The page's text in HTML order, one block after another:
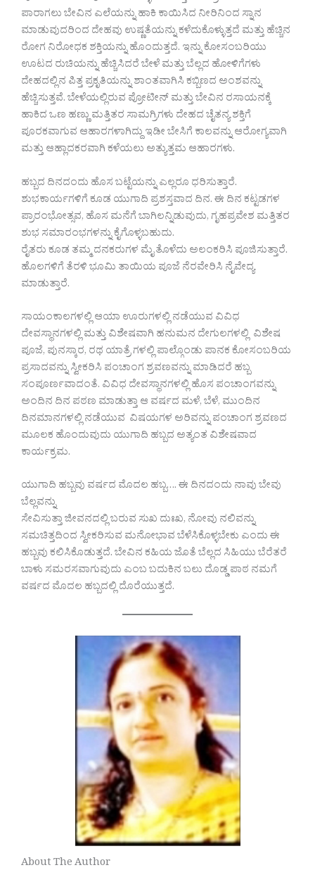
ಪಾರಾಗಲು ಬೇವಿನ ಎಲೆಯನ್ನು ಹಾಕಿ ಕಾಯಿಸಿದ ನೀರಿನಿಂದ ಸ್ನಾನ
ಮಾಡುವುದರಿಂದ ದೇಹವು ಉಷ್ಣತೆಯನ್ನು ಕಳೆದುಕೊಳ್ಳುತ್ತದೆ ಮತ್ತು ಹೆಚ್ಚಿನ
ರೋಗ ನಿರೋಧಕ ಶಕ್ತಿಯನ್ನು ಹೊಂದುತ್ತದೆ. ಇನ್ನು ಕೋಸಂಬರಿಯು
ಊಟದ ರುಚಿಯನ್ನು ಹೆಚ್ಚಿಸಿದರೆ ಬೇಳೆ ಮತ್ತು ಬೆಲ್ಲದ ಹೋಳಿಗೆಗಳು
ದೇಹದಲ್ಲಿನ ಪಿತ್ತ ಪ್ರಕೃತಿಯನ್ನು ಶಾಂತವಾಗಿಸಿ ಕಬ್ಬಿಣದ ಅಂಶವನ್ನು
ಹೆಚ್ಚಿಸುತ್ತವೆ. ಬೇಳೆಯಲ್ಲಿರುವ ಪ್ರೋಟೀನ್ ಮತ್ತು ಬೇವಿನ ರಸಾಯನಕ್ಕೆ
ಹಾಕಿದ ಒಣ ಹಣ್ಣು ಮತ್ತಿತರ ಸಾಮಗ್ರಿಗಳು ದೇಹದ ಚೈತನ್ಯ ಶಕ್ತಿಗೆ
ಪೂರಕವಾಗುವ ಆಹಾರಗಳಾಗಿದ್ದು ಇಡೀ ಬೇಸಿಗೆ ಕಾಲವನ್ನು ಆರೋಗ್ಯವಾಗಿ
ಮತ್ತು ಆಹ್ಲಾದಕರವಾಗಿ ಕಳೆಯಲು ಅತ್ಯುತ್ತಮ ಆಹಾರಗಳು.
ಹಬ್ಬದ ದಿನದಂದು ಹೊಸ ಬಟ್ಟೆಯನ್ನು ಎಲ್ಲರೂ ಧರಿಸುತ್ತಾರೆ.
ಶುಭಕಾರ್ಯಗಳಿಗೆ ಕೂಡ ಯುಗಾದಿ ಪ್ರಶಸ್ತವಾದ ದಿನ. ಈ ದಿನ ಕಟ್ಟಡಗಳ
ಪ್ರಾರಂಭೋತ್ಸವ, ಹೊಸ ಮನೆಗೆ ಬಾಗಿಲನ್ನಿಡುವುದು, ಗೃಹಪ್ರವೇಶ ಮತ್ತಿತರ
ಶುಭ ಸಮಾರಂಭಗಳನ್ನು ಕೈಗೊಳ್ಳಬಹುದು.
ರೈತರು ಕೂಡ ತಮ್ಮ ದನಕರುಗಳ ಮೈ ತೊಳೆದು ಅಲಂಕರಿಸಿ ಪೂಜಿಸುತ್ತಾರೆ.
ಹೊಲಗಳಿಗೆ ತೆರಳಿ ಭೂಮಿ ತಾಯಿಯ ಪೂಜೆ ನೆರವೇರಿಸಿ ನೈವೇದ್ಯ
ಮಾಡುತ್ತಾರೆ.
ಸಾಯಂಕಾಲಗಳಲ್ಲಿ ಆಯಾ ಊರುಗಳಲ್ಲಿ ನಡೆಯುವ ವಿವಿಧ
ದೇವಸ್ಥಾನಗಳಲ್ಲಿ ಮತ್ತು ವಿಶೇಷವಾಗಿ ಹನುಮನ ದೇಗುಲಗಳಲ್ಲಿ ವಿಶೇಷ
ಪೂಜೆ, ಪುನಸ್ಕಾರ, ರಥ ಯಾತ್ರೆ ಗಳಲ್ಲಿ ಪಾಲ್ಗೊಂಡು ಪಾನಕ ಕೋಸಂಬರಿಯ
ಪ್ರಸಾದವನ್ನು ಸ್ವೀಕರಿಸಿ ಪಂಚಾಂಗ ಶ್ರವಣವನ್ನು ಮಾಡಿದರೆ ಹಬ್ಬ
ಸಂಪೂರ್ಣವಾದಂತೆ. ವಿವಿಧ ದೇವಸ್ಥಾನಗಳಲ್ಲಿ ಹೊಸ ಪಂಚಾಂಗವನ್ನು
ಅಂದಿನ ದಿನ ಪಠಣ ಮಾಡುತ್ತಾ ಆ ವರ್ಷದ ಮಳೆ, ಬೆಳೆ, ಮುಂದಿನ
ದಿನಮಾನಗಳಲ್ಲಿ ನಡೆಯುವ ವಿಷಯಗಳ ಅರಿವನ್ನು ಪಂಚಾಂಗ ಶ್ರವಣದ
ಮೂಲಕ ಹೊಂದುವುದು ಯುಗಾದಿ ಹಬ್ಬದ ಅತ್ಯಂತ ವಿಶೇಷವಾದ
ಕಾರ್ಯಕ್ರಮ.
ಯುಗಾದಿ ಹಬ್ಬವು ವರ್ಷದ ಮೊದಲ ಹಬ್ಬ…. ಈ ದಿನದಂದು ನಾವು ಬೇವು
ಬೆಲ್ಲವನ್ನು
ಸೇವಿಸುತ್ತಾ ಜೀವನದಲ್ಲಿ ಬರುವ ಸುಖ ದುಃಖ, ನೋವು ನಲಿವನ್ನು
ಸಮಚಿತ್ತದಿಂದ ಸ್ವೀಕರಿಸುವ ಮನೋಭಾವ ಬೆಳೆಸಿಕೊಳ್ಳಬೇಕು ಎಂದು ಈ
ಹಬ್ಬವು ಕಲಿಸಿಕೊಡುತ್ತದೆ. ಬೇವಿನ ಕಹಿಯ ಜೊತೆ ಬೆಲ್ಲದ ಸಿಹಿಯು ಬೆರೆತರೆ
ಬಾಳು ಸಮರಸವಾಗುವುದು ಎಂಬ ಬದುಕಿನ ಬಲು ದೊಡ್ಡ ಪಾಠ ನಮಗೆ
ವರ್ಷದ ಮೊದಲ ಹಬ್ಬದಲ್ಲಿ ದೊರೆಯುತ್ತದೆ.
About The Author